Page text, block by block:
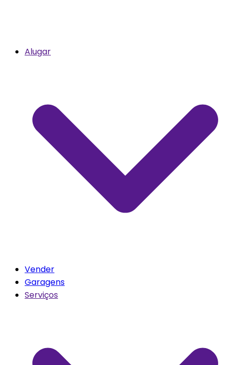
Alugar
Vender
Garagens
Serviços